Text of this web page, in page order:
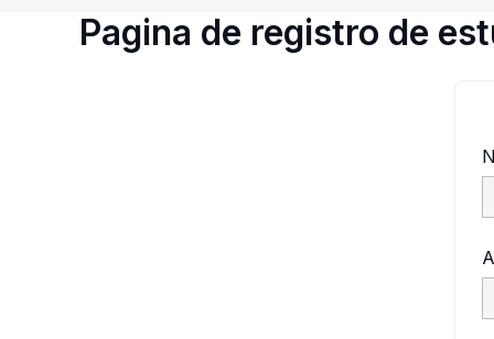
Pagina de registro de